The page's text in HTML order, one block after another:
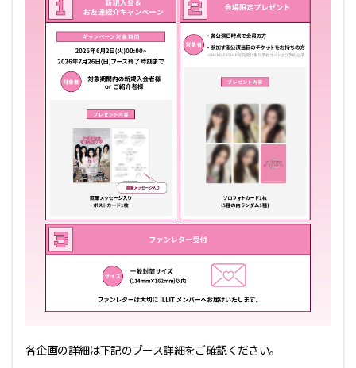
各企画の詳細は下記のブース詳細をご確認ください。